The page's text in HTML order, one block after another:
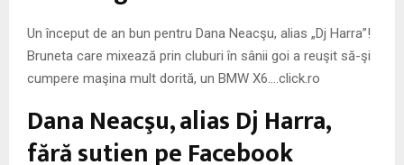
Un început de an bun pentru Dana Neacşu, alias „Dj Harra”!
Bruneta care mixează prin cluburi în sânii goi a reuşit să-şi
cumpere maşina mult dorită, un BMW X6….click.ro
Dana Neacşu, alias Dj Harra,
fără sutien pe Facebook